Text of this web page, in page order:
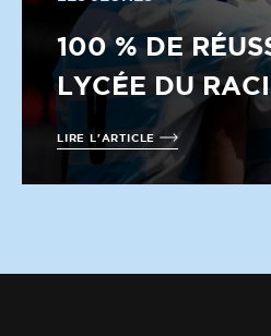
100 % DE
LYCÉE DU
LIRE L'ARTICLE